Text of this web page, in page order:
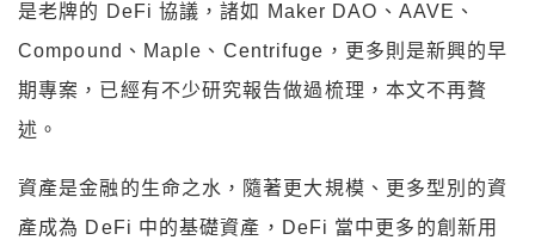
是老牌的 DeFi 協議，諸如 Maker DAO、AAVE、
Compound、Maple、Centrifuge，更多則是新興的早
期專案，已經有不少研究報告做過梳理，本文不再贅
述。
資產是金融的生命之水，隨著更大規模、更多型別的資
產成為 DeFi 中的基礎資產，DeFi 當中更多的創新用